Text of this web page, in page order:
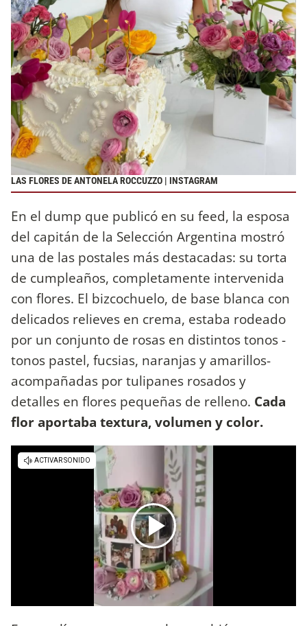
LAS FLORES DE ANTONELA ROCCUZZO | INSTAGRAM
En el dump que publicó en su feed, la esposa
del capitán de la Selección Argentina mostró
una de las postales más destacadas: su torta
de cumpleaños, completamente intervenida
con flores. El bizcochuelo, de base blanca con
delicados relieves en crema, estaba rodeado
por un conjunto de rosas en distintos tonos -
tonos pastel, fucsias, naranjas y amarillos-
acompañadas por tulipanes rosados y
detalles en flores pequeñas de relleno. Cada
flor aportaba textura, volumen y color.